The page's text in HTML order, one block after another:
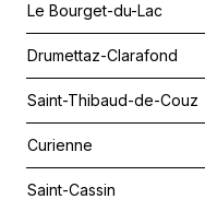
Le Bourget-du-Lac
Drumettaz-Clarafond
Saint-Thibaud-de-Couz
Curienne
Saint-Cassin